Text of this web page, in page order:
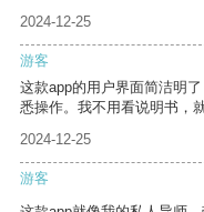
2024-12-25
游客
这款app的用户界面简洁明
悉操作。我不用看说明书，
2024-12-25
游客